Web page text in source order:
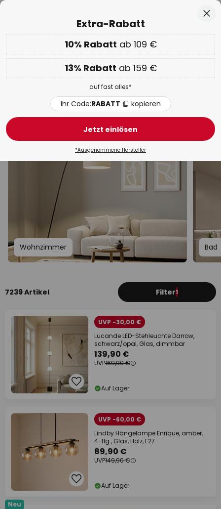
EXTRA 10% ab 109 € & 13% ab 159 € auf fast alles
Code:RABATT kopieren
WOW Week:Bis zu -70%
Innenleuchten Glas
Deckenleuchten Wandleuchten Hängeleuchten
Wohnzimmer Bad
7239 Artikel Filter1
UVP -30,00 €
Lucande LED-Stehleuchte Darrow,
schwarz/opal, Glas, dimmbar
139,90 €
UVP169,90 €
Auf Lager
UVP -60,00 €
Lindby Hängelampe Enrique, amber,
4-flg., Glas, Holz, E27
89,90 €
UVP149,90 €
Auf Lager
Neu
Extra-Rabatt
10% Rabatt ab 109 €
13% Rabatt ab 159 €
auf fast alles*
Ihr Code:RABATT kopieren
Jetzt einlösen
*Ausgenommene Hersteller